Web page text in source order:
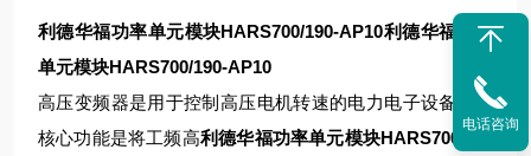
利德华福功率单元模块HARS700/190-AP10利德华福功率
单元模块HARS700/190-AP10
高压变频器是用于控制高压电机转速的电力电子设备，其
核心功能是将工频高利德华福功率单元模块HARS700/240
电话咨询